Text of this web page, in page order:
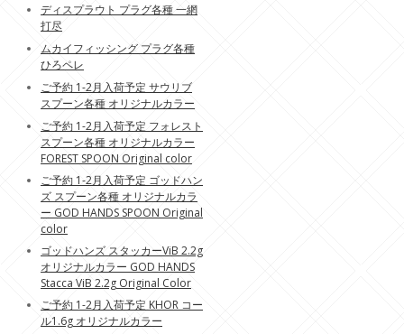
ディスプラウト プラグ各種 一網
打尽
ムカイフィッシング プラグ各種
ひろペレ
ご予約 1-2月入荷予定 サウリブ
スプーン各種 オリジナルカラー
ご予約 1-2月入荷予定 フォレスト
スプーン各種 オリジナルカラー
FOREST SPOON Original color
ご予約 1-2月入荷予定 ゴッドハン
ズ スプーン各種 オリジナルカラ
ー GOD HANDS SPOON Original
color
ゴッドハンズ スタッカーViB 2.2g
オリジナルカラー GOD HANDS
Stacca ViB 2.2g Original Color
ご予約 1-2月入荷予定 KHOR コー
ル1.6g オリジナルカラー